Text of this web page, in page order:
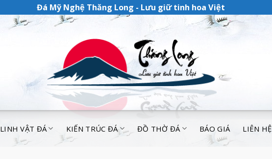
Đá Mỹ Nghệ Thăng Long - Lưu giữ tinh hoa Việt
LINH VẬT ĐÁ KIẾN TRÚC ĐÁ ĐỒ THỜ ĐÁ BÁO GIÁ LIÊN HỆ